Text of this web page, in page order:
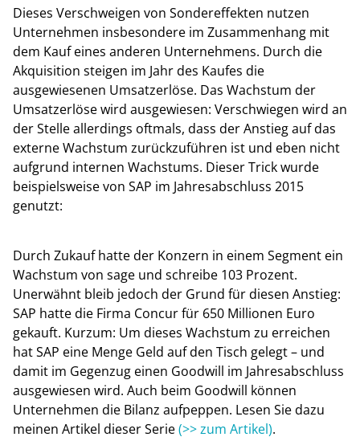
Dieses Verschweigen von Sondereffekten nutzen
Unternehmen insbesondere im Zusammenhang mit
dem Kauf eines anderen Unternehmens. Durch die
Akquisition steigen im Jahr des Kaufes die
ausgewiesenen Umsatzerlöse. Das Wachstum der
Umsatzerlöse wird ausgewiesen: Verschwiegen wird an
der Stelle allerdings oftmals, dass der Anstieg auf das
externe Wachstum zurückzuführen ist und eben nicht
aufgrund internen Wachstums. Dieser Trick wurde
beispielsweise von SAP im Jahresabschluss 2015
genutzt:
Durch Zukauf hatte der Konzern in einem Segment ein
Wachstum von sage und schreibe 103 Prozent.
Unerwähnt bleib jedoch der Grund für diesen Anstieg:
SAP hatte die Firma Concur für 650 Millionen Euro
gekauft. Kurzum: Um dieses Wachstum zu erreichen
hat SAP eine Menge Geld auf den Tisch gelegt – und
damit im Gegenzug einen Goodwill im Jahresabschluss
ausgewiesen wird. Auch beim Goodwill können
Unternehmen die Bilanz aufpeppen. Lesen Sie dazu
meinen Artikel dieser Serie(>> zum Artikel).